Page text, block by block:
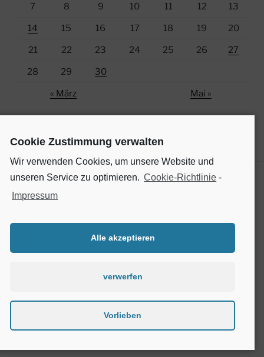
7 8 9 10 11 12 13
14 15 16 17 18 19 20
21 22 23 24 25 26 27
28 29 30
« März Mai »
SOCIAL MEDIA
Datenschutzordnung Stolz präsentiert von WordPress
Cookie Zustimmung verwalten
Wir verwenden Cookies, um unsere Website und
unseren Service zu optimieren. Cookie-Richtlinie -
Impressum
Alle akzeptieren
verwerfen
Vorlieben